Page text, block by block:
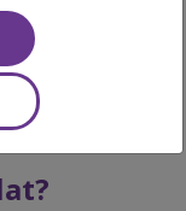
nebo odkaz není